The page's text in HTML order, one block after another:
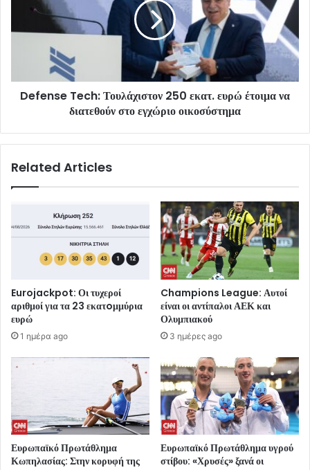
Defense Tech: Τουλάχιστον 250 εκατ. ευρώ έτοιμα να
διατεθούν στο εγχώριο οικοσύστημα
Related Articles
Eurojackpot: Οι τυχεροί
αριθμοί για τα 23 εκατoμμύρια
ευρώ
1 ημέρα ago
Champions League: Αυτοί
είναι οι αντίπαλοι ΑΕΚ και
Ολυμπιακού
3 ημέρες ago
Ευρωπαϊκό Πρωτάθλημα
Κωπηλασίας: Στην κορυφή της
Ευρωπαϊκό Πρωτάθλημα υγρού
στίβου: «Χρυσές» ξανά οι